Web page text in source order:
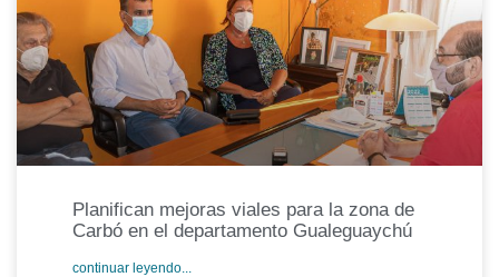
Planifican mejoras viales para la zona de
Carbó en el departamento Gualeguaychú
continuar leyendo...